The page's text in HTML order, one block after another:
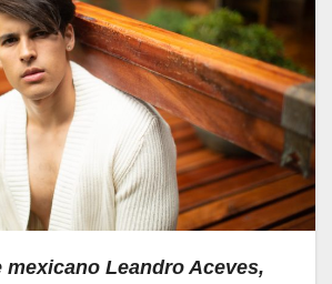
mexicano Leandro Aceves,